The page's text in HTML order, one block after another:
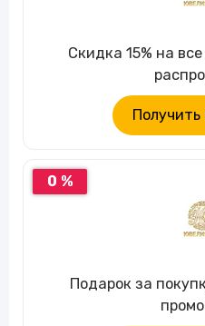
Скидка 15% на
0 %
Подарок за